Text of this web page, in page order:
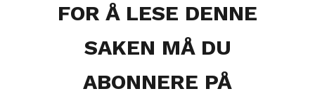
FOR Å LESE DENNE
SAKEN MÅ DU
ABONNERE PÅ